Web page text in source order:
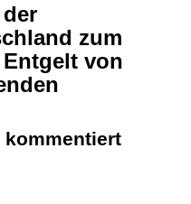
zum
von
kommentiert